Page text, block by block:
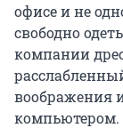
офисе и не
свободно
компании
воображения
компьютером.